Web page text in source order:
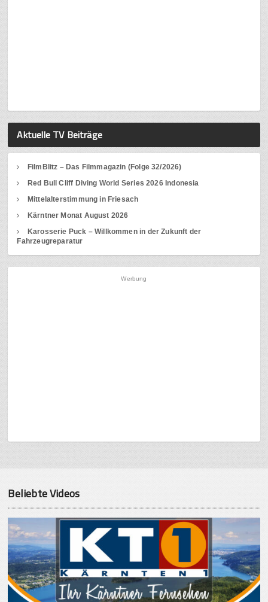
Aktuelle TV Beiträge
FilmBlitz – Das Filmmagazin (Folge 32/2026)
Red Bull Cliff Diving World Series 2026 Indonesia
Mittelalterstimmung in Friesach
Kärntner Monat August 2026
Karosserie Puck – Willkommen in der Zukunft der
Fahrzeugreparatur
Werbung
Beliebte Videos